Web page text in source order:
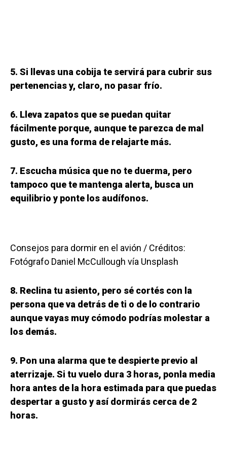
5. Si llevas una cobija te servirá para cubrir sus
pertenencias y, claro, no pasar frío.
6. Lleva zapatos que se puedan quitar
fácilmente porque, aunque te parezca de mal
gusto, es una forma de relajarte más.
7. Escucha música que no te duerma, pero
tampoco que te mantenga alerta, busca un
equilibrio y ponte los audífonos.
Consejos para dormir en el avión / Créditos:
Fotógrafo Daniel McCullough vía Unsplash
8. Reclina tu asiento, pero sé cortés con la
persona que va detrás de ti o de lo contrario
aunque vayas muy cómodo podrías molestar a
los demás.
9. Pon una alarma que te despierte previo al
aterrizaje. Si tu vuelo dura 3 horas, ponla media
hora antes de la hora estimada para que puedas
despertar a gusto y así dormirás cerca de 2
horas.